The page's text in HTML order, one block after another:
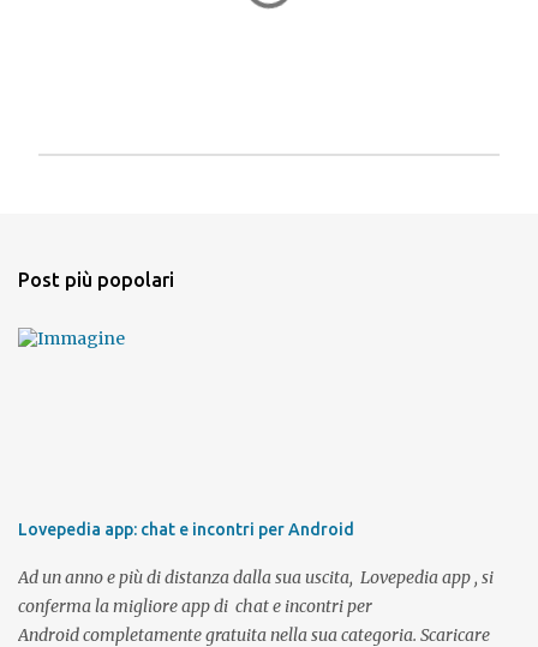
a
c
Post più popolari
Lovepedia app: chat e incontri per Android
Ad un anno e più di distanza dalla sua uscita, Lovepedia app , si
conferma la migliore app di chat e incontri per
Android completamente gratuita nella sua categoria. Scaricare